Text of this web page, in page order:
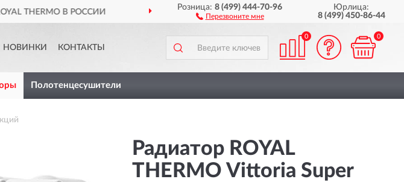
ДОСТАВИМ ПО ВСЕЙ РОССИИ
Розница:8 (499) 444-70-96
Перезвоните мне
Юрлица:
8 (499) 450-86-44
НОВИНКИ КОНТАКТЫ
0 0
Полотенцесушители
Радиатор ROYAL
THERMO Vittoria Super